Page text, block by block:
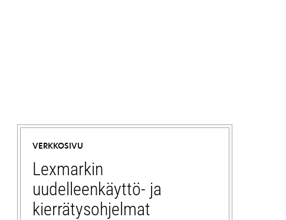
VERKKOSIVU
Lexmarkin
uudelleenkäyttö- ja
kierrätysohjelmat